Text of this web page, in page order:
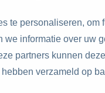
te personaliseren,
informatie over uw
partners kunnen
verzameld op